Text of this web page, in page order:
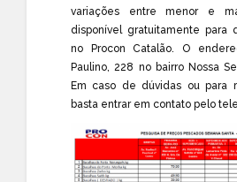
variações entre menor e
disponível gratuitamente para
no Procon Catalão. O
Paulino, 228 no bairro Nossa
Em caso de dúvidas ou para
basta entrar em contato pelo